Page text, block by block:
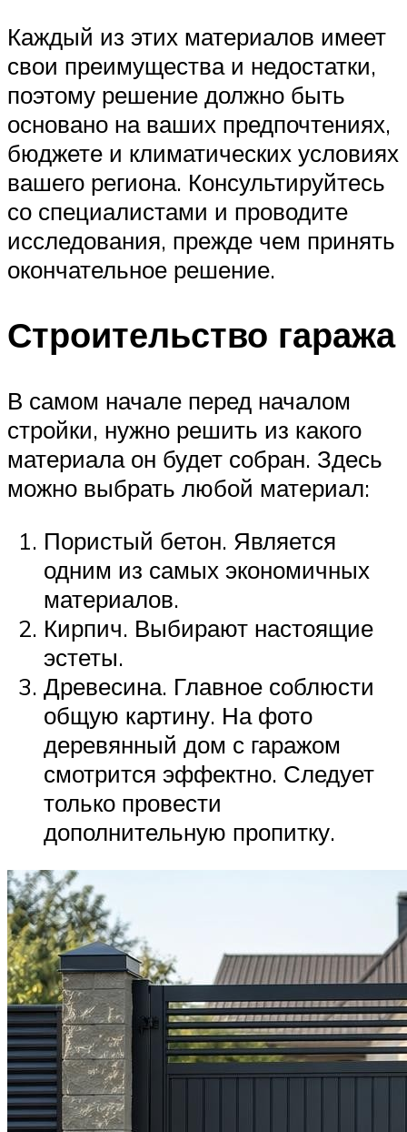
Каждый из этих материалов имеет
свои преимущества и недостатки,
поэтому решение должно быть
основано на ваших предпочтениях,
бюджете и климатических условиях
вашего региона. Консультируйтесь
со специалистами и проводите
исследования, прежде чем принять
окончательное решение.
Строительство гаража
В самом начале перед началом
стройки, нужно решить из какого
материала он будет собран. Здесь
можно выбрать любой материал:
Пористый бетон. Является
одним из самых экономичных
материалов.
Кирпич. Выбирают настоящие
эстеты.
Древесина. Главное соблюсти
общую картину. На фото
деревянный дом с гаражом
смотрится эффектно. Следует
только провести
дополнительную пропитку.